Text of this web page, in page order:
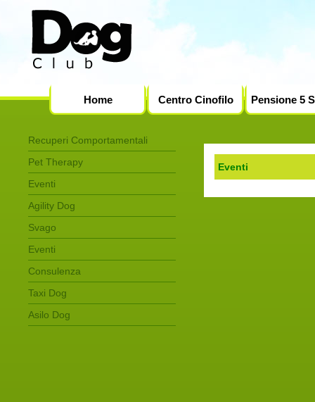
Home Centro Cinofilo Pensione 5
Recuperi Comportamentali
Pet Therapy
Eventi
Agility Dog
Svago
Eventi
Consulenza
Taxi Dog
Asilo Dog
Eventi